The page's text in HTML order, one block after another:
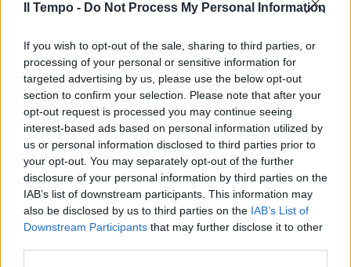
Il Tempo - Do Not Process My Personal Information
If you wish to opt-out of the sale, sharing to third parties, or
processing of your personal or sensitive information for
targeted advertising by us, please use the below opt-out
section to confirm your selection. Please note that after your
opt-out request is processed you may continue seeing
interest-based ads based on personal information utilized by
us or personal information disclosed to third parties prior to
your opt-out. You may separately opt-out of the further
disclosure of your personal information by third parties on the
IAB’s list of downstream participants. This information may
also be disclosed by us to third parties on the IAB’s List of
Downstream Participants that may further disclose it to other